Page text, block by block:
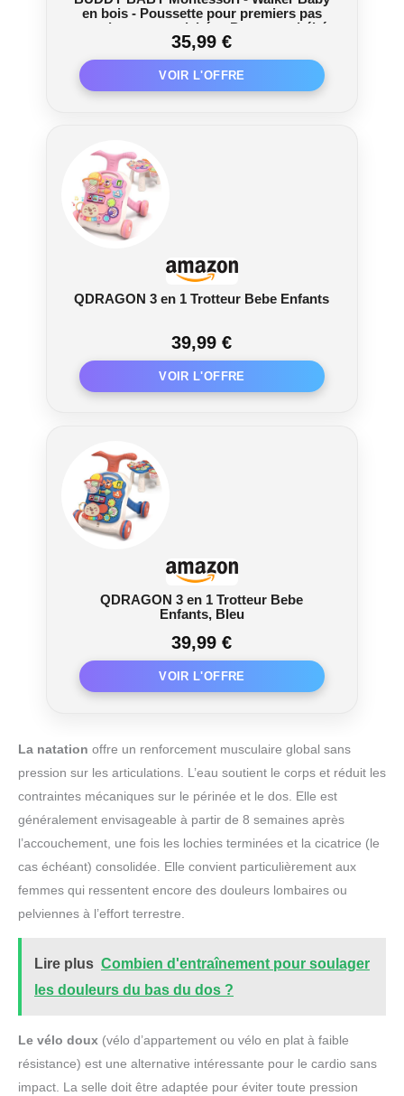
en bois - Poussette pour premiers pas
avec jouets et activités - Poussette bébé
+12 mois (Laponie/Vert)
35,99 €
QDRAGON 3 en 1 Trotteur Bebe Enfants
39,99 €
QDRAGON 3 en 1 Trotteur Bebe
Enfants, Bleu
39,99 €
La natation offre un renforcement musculaire global sans
pression sur les articulations. L’eau soutient le corps et réduit les
contraintes mécaniques sur le périnée et le dos. Elle est
généralement envisageable à partir de 8 semaines après
l’accouchement, une fois les lochies terminées et la cicatrice (le
cas échéant) consolidée. Elle convient particulièrement aux
femmes qui ressentent encore des douleurs lombaires ou
pelviennes à l’effort terrestre.
Lire plus Combien d'entraînement pour soulager
les douleurs du bas du dos ?
Le vélo doux (vélo d’appartement ou vélo en plat à faible
résistance) est une alternative intéressante pour le cardio sans
impact. La selle doit être adaptée pour éviter toute pression